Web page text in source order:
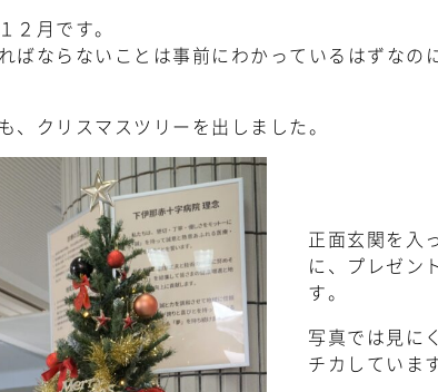
２月です。
ばならないことは事前にわかっているはずなの
、クリスマスツリーを出しました。
正面玄関を入
に、プレゼン
す。
写真では見に
チカしていま